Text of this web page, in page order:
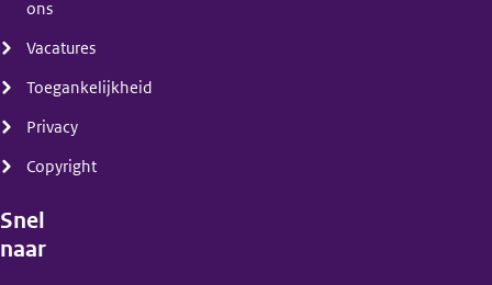
ons
Vacatures
Toegankelijkheid
Privacy
Copyright
Snel
naar